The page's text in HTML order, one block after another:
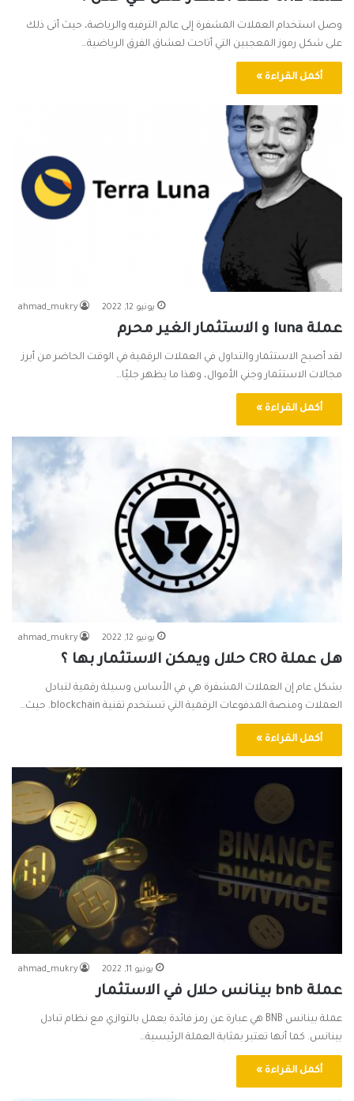
وصل استخدام العملات المشفرة إلى عالم الترفيه والرياضة، حيث أتى ذلك
على شكل رموز المعجبين التي أتاحت لعشاق الفرق الرياضية…
أكمل القراءة »
ahmad_mukry يونيو 12, 2022
عملة luna و الاستثمار الغير محرم
لقد أصبح الاستثمار والتداول في العملات الرقمية في الوقت الحاضر من أبرز
مجالات الاستثمار وجني الأموال، وهذا ما يظهر جليًا…
أكمل القراءة »
ahmad_mukry يونيو 12, 2022
هل عملة CRO حلال ويمكن الاستثمار بها ؟
بشكل عام إن العملات المشفرة هي في الأساس وسيلة رقمية لتبادل
العملات ومنصة المدفوعات الرقمية التي تستخدم تقنية blockchain. حيث…
أكمل القراءة »
ahmad_mukry يونيو 11, 2022
عملة bnb بينانس حلال في الاستثمار
عملة بينانس BNB هي عبارة عن رمز فائدة يعمل بالتوازي مع نظام تبادل
بينانس. كما أنها تعتبر بمثابة العملة الرئيسية…
أكمل القراءة »